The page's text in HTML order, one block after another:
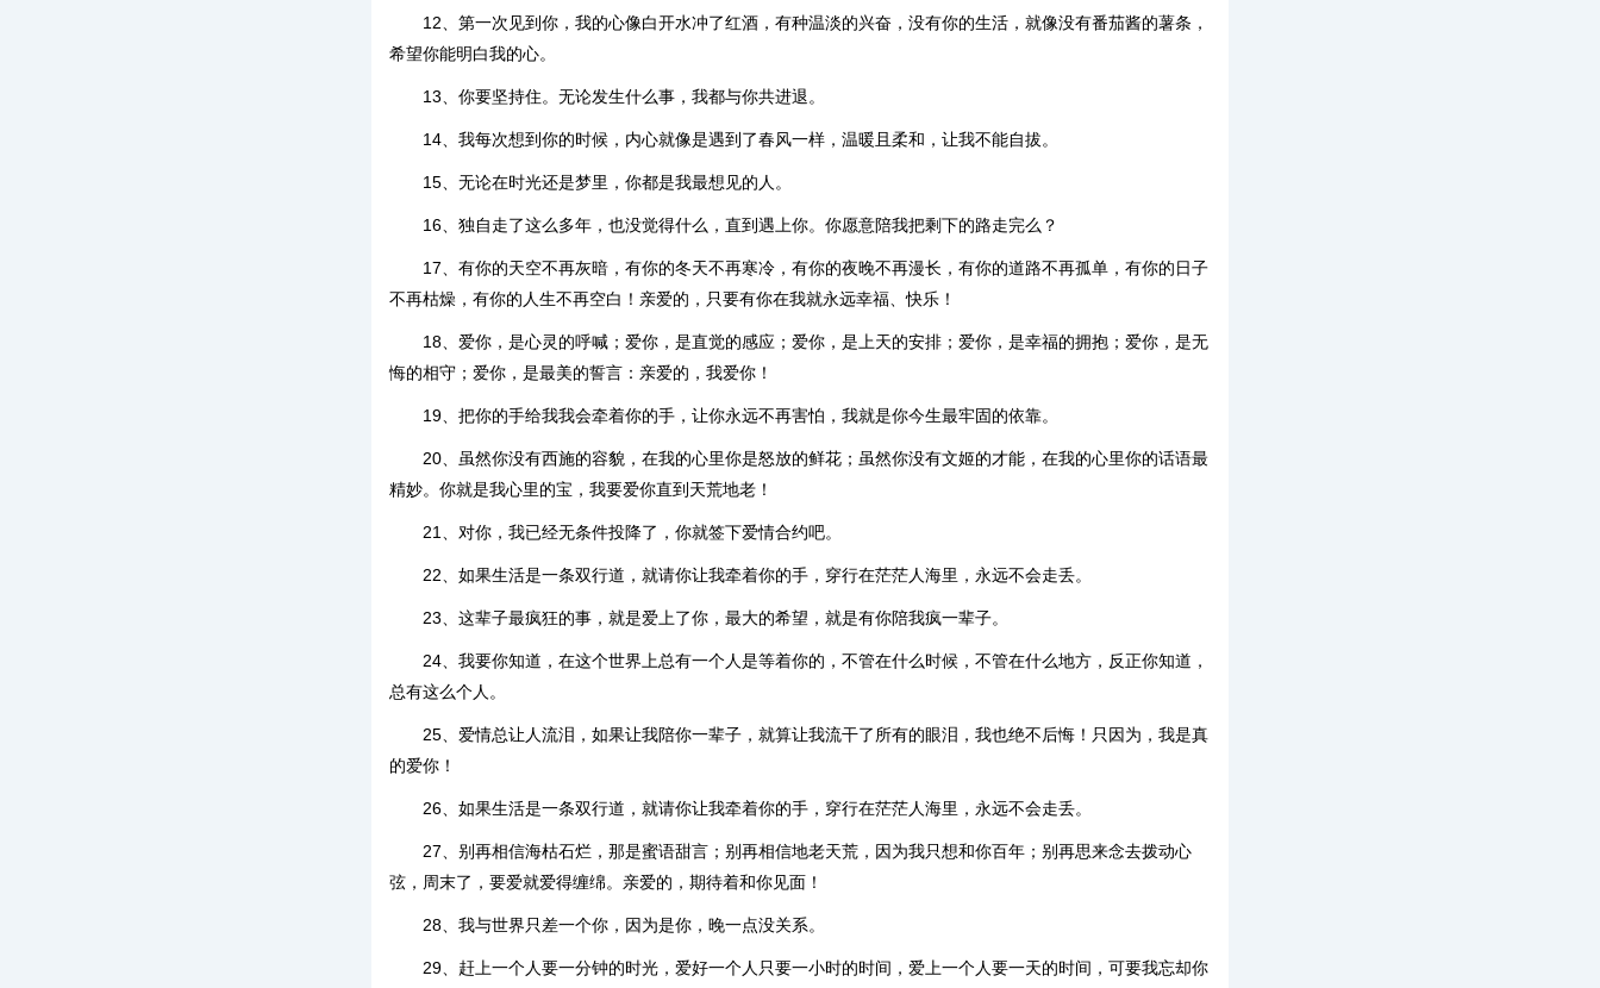
12、第一次见到你，我的心像白开水冲了红酒，有种温淡的兴奋，没有你的生活，就像没有番茄酱的薯条，
希望你能明白我的心。
13、你要坚持住。无论发生什么事，我都与你共进退。
14、我每次想到你的时候，内心就像是遇到了春风一样，温暖且柔和，让我不能自拔。
15、无论在时光还是梦里，你都是我最想见的人。
16、独自走了这么多年，也没觉得什么，直到遇上你。你愿意陪我把剩下的路走完么？
17、有你的天空不再灰暗，有你的冬天不再寒冷，有你的夜晚不再漫长，有你的道路不再孤单，有你的日子
不再枯燥，有你的人生不再空白！亲爱的，只要有你在我就永远幸福、快乐！
18、爱你，是心灵的呼喊；爱你，是直觉的感应；爱你，是上天的安排；爱你，是幸福的拥抱；爱你，是无
悔的相守；爱你，是最美的誓言：亲爱的，我爱你！
19、把你的手给我我会牵着你的手，让你永远不再害怕，我就是你今生最牢固的依靠。
20、虽然你没有西施的容貌，在我的心里你是怒放的鲜花；虽然你没有文姬的才能，在我的心里你的话语最
精妙。你就是我心里的宝，我要爱你直到天荒地老！
21、对你，我已经无条件投降了，你就签下爱情合约吧。
22、如果生活是一条双行道，就请你让我牵着你的手，穿行在茫茫人海里，永远不会走丢。
23、这辈子最疯狂的事，就是爱上了你，最大的希望，就是有你陪我疯一辈子。
24、我要你知道，在这个世界上总有一个人是等着你的，不管在什么时候，不管在什么地方，反正你知道，
总有这么个人。
25、爱情总让人流泪，如果让我陪你一辈子，就算让我流干了所有的眼泪，我也绝不后悔！只因为，我是真
的爱你！
26、如果生活是一条双行道，就请你让我牵着你的手，穿行在茫茫人海里，永远不会走丢。
27、别再相信海枯石烂，那是蜜语甜言；别再相信地老天荒，因为我只想和你百年；别再思来念去拨动心
弦，周末了，要爱就爱得缠绵。亲爱的，期待着和你见面！
28、我与世界只差一个你，因为是你，晚一点没关系。
29、赶上一个人要一分钟的时光，爱好一个人只要一小时的时间，爱上一个人要一天的时间，可要我忘却你